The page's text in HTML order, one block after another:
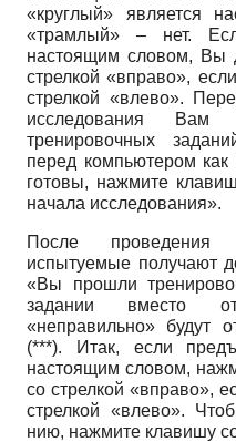
«круглый» явля­ется
«трамлый» – нет.
настоящим словом, Вы
стрелкой «вправо»,
стрелкой «влево».
исследования Вам
тренировочных
перед компьютером
готовы, нажмите
начала исследования».
После проведения
испытуемые получают
«Вы прошли
задании вместо
«неправильно» будут
(***). Итак, если
настоящим словом,
со стрелкой «вправо»,
стрелкой «влево».
нию, нажмите клавишу